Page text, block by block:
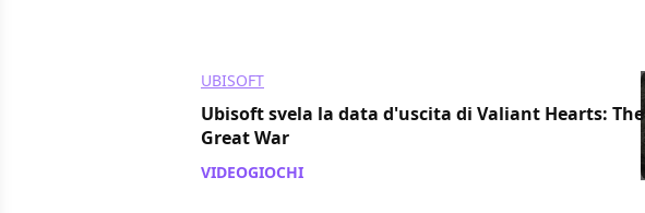
UBISOFT
Ubisoft svela la data d'uscita di Valiant Hearts: The
Great War
VIDEOGIOCHI